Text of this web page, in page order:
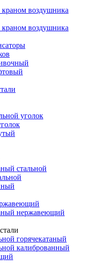
воздушника
воздушника
уголок
стальной
нержавеющий
горячекатаный
калиброванный